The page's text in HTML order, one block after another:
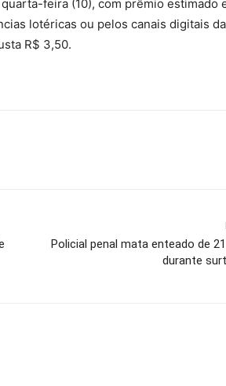
feira (10), com prêmio estimado
lotéricas ou pelos canais digitais
R$ 3,50.
Policial penal mata enteado de
durante